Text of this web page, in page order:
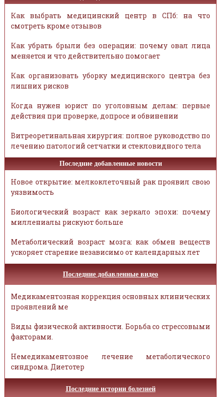
Как выбрать медицинский центр в СПб: на что
смотреть кроме отзывов
Как убрать брыли без операции: почему овал лица
меняется и что действительно помогает
Как организовать уборку медицинского центра без
лишних рисков
Когда нужен юрист по уголовным делам: первые
действия при проверке, допросе и обвинении
Витреоретинальная хирургия: полное руководство по
лечению патологий сетчатки и стекловидного тела
Последние добавленные новости
Новое открытие: мелкоклеточный рак проявил свою
уязвимость
Биологический возраст как зеркало эпохи: почему
миллениалы рискуют больше
Метаболический возраст мозга: как обмен веществ
ускоряет старение независимо от календарных лет
Последние добавленные видео
Медикаментозная коррекция основных клинических
проявлений ме
Виды физической активности. Борьба со стрессовыми
факторами.
Немедикаментозное лечение метаболического
синдрома. Диетотер
Последние истории болезней